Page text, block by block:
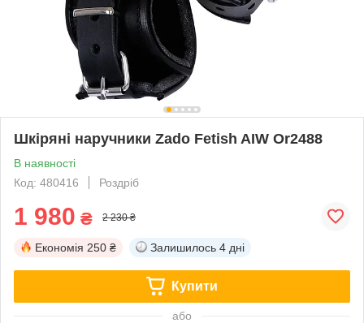
Шкіряні наручники Zado Fetish AIW Or2488
В наявності
Код: 480416
Роздріб
1 980 ₴ 2 230 ₴
Економія 250 ₴ Залишилось 4 дні
Купити
або